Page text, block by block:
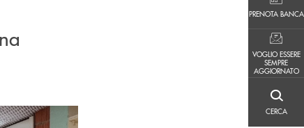
PRENOTA BANCA
VOGLIO ESSERE
SEMPRE
AGGIORNATO
CERCA